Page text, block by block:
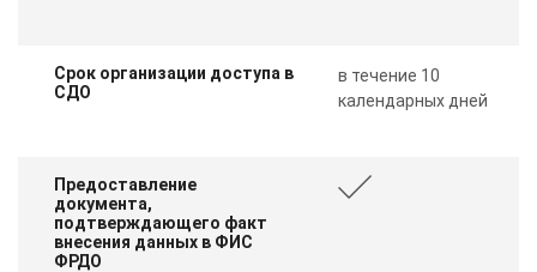
Срок организации доступа в
СДО
в течение 10
календарных дней
Предоставление
документа,
подтверждающего факт
внесения данных в ФИС
ФРДО